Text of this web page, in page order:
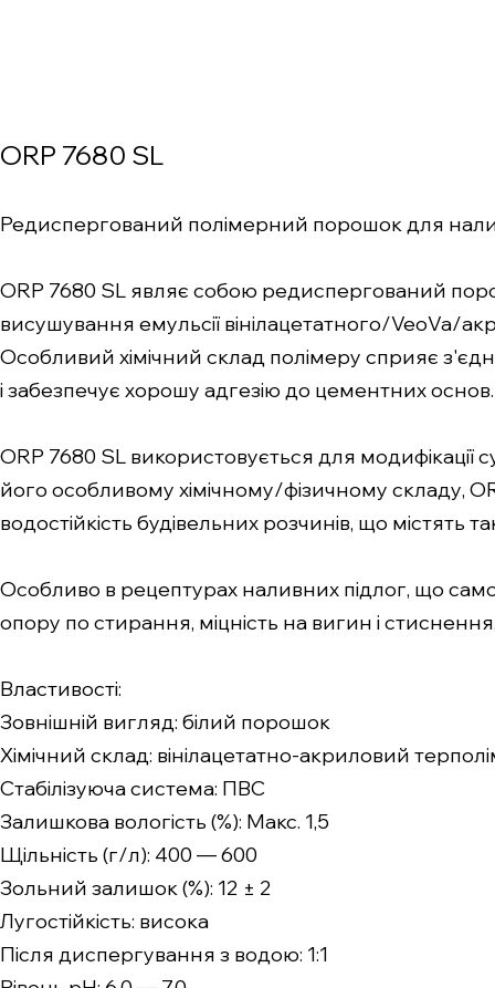
ORP 7680 SL
Редиспергований полімерний порошок для
ORP 7680 SL являє собою редиспергований
висушування емульсії вінілацетатного/VeoVa/
Особливий хімічний склад полімеру сприяє
і забезпечує хорошу адгезію до цементних основ.
ORP 7680 SL використовується для модифікації
його особливому хімічному/фізичному складу,
водостійкість будівельних розчинів, що містять
Особливо в рецептурах наливних підлог, що
опору по стирання, міцність на вигин і
Властивості:
Зовнішній вигляд: білий порошок
Хімічний склад: вінілацетатно-акриловий
Стабілізуюча система: ПВС
Залишкова вологість (%): Макс. 1,5
Щільність (г/л): 400 — 600
Зольний залишок (%): 12 ± 2
Лугостійкість: висока
Після диспергування з водою: 1:1